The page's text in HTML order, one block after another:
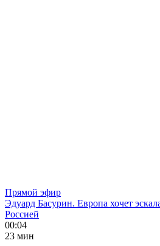
Прямой эфир
Эдуард Басурин. Европа хочет
Россией
00:04
23 мин